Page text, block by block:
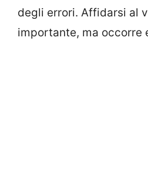
degli errori. Affidarsi al
importante, ma occorre